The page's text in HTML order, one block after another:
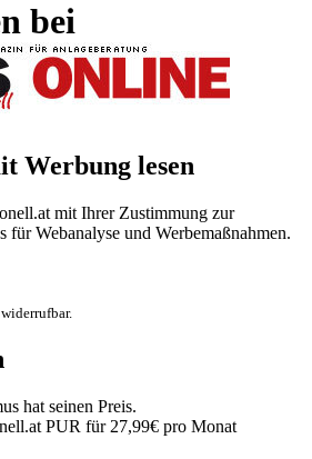
bei
Werbung lesen
mit Ihrer Zustimmung zur
Webanalyse und Werbemaßnahmen.
hat seinen Preis.
PUR für 27,99€ pro Monat